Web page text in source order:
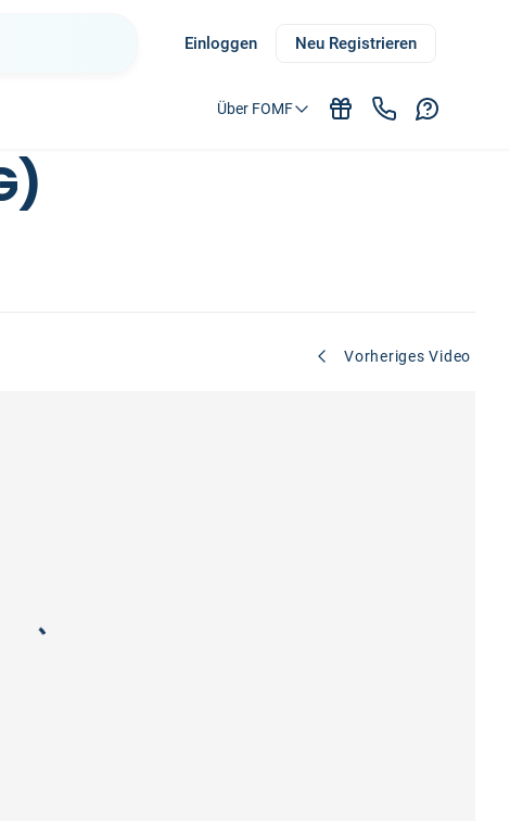
Einloggen Neu Registrieren
Über FOMF
Vorheriges Video